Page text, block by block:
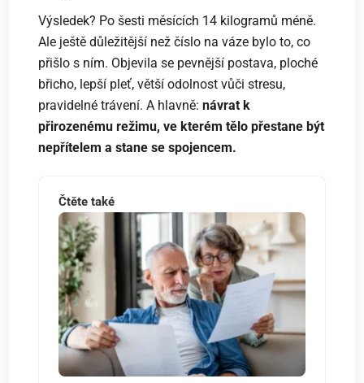
Výsledek? Po šesti měsících 14 kilogramů méně.
Ale ještě důležitější než číslo na váze bylo to, co
přišlo s ním. Objevila se pevnější postava, ploché
břicho, lepší pleť, větší odolnost vůči stresu,
pravidelné trávení. A hlavně: návrat k
přirozenému režimu, ve kterém tělo přestane být
nepřítelem a stane se spojencem.
Čtěte také